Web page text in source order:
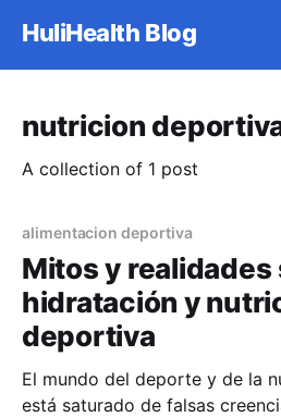
HuliHealth Blog
nutricion
A collection of 1 post
alimentacion deportiva
Mitos y realidades
hidratación y
deportiva
El mundo del deporte y de la
está saturado de falsas